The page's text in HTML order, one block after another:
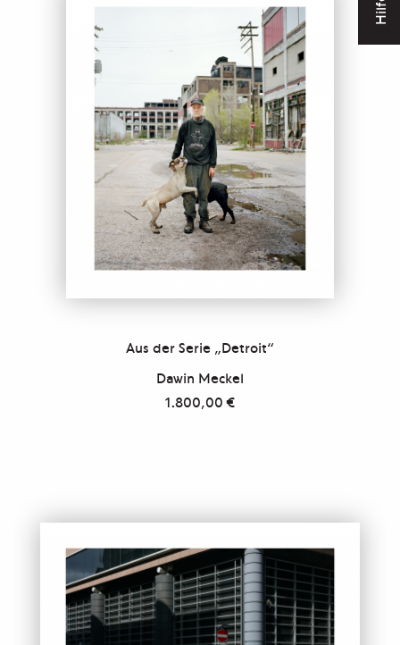
Hilfe
Aus der Serie „Detroit“
Dawin Meckel
1.800,00€